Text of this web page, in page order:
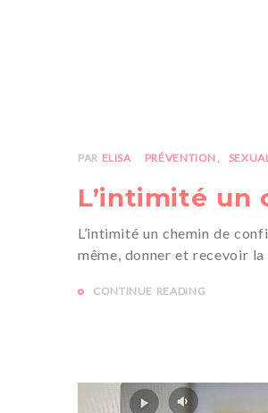
PAR ELISA PRÉVENTION
L’intimité un
L’intimité un chemin de
même, donner et recevoir la
CONTINUE READING